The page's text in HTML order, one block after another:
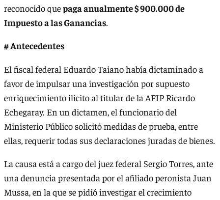
reconocido quepaga anualmente $ 900.000 de
Impuesto a las Ganancias.
# Antecedentes
El fiscal federal Eduardo Taiano había dictaminado a
favor de impulsar una investigación por supuesto
enriquecimiento ilícito al titular de la AFIP Ricardo
Echegaray. En un dictamen, el funcionario del
Ministerio Público solicitó medidas de prueba, entre
ellas, requerir todas sus declaraciones juradas de bienes.
La causa está a cargo del juez federal Sergio Torres, ante
una denuncia presentada por el afiliado peronista Juan
Mussa, en la que se pidió investigar el crecimiento